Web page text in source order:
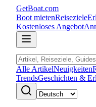
GetBoat.com
Boot mietenReiseziele
Kostenloses Angebot
Alle ArtikelNeuigkeiten
TrendsGeschichten &